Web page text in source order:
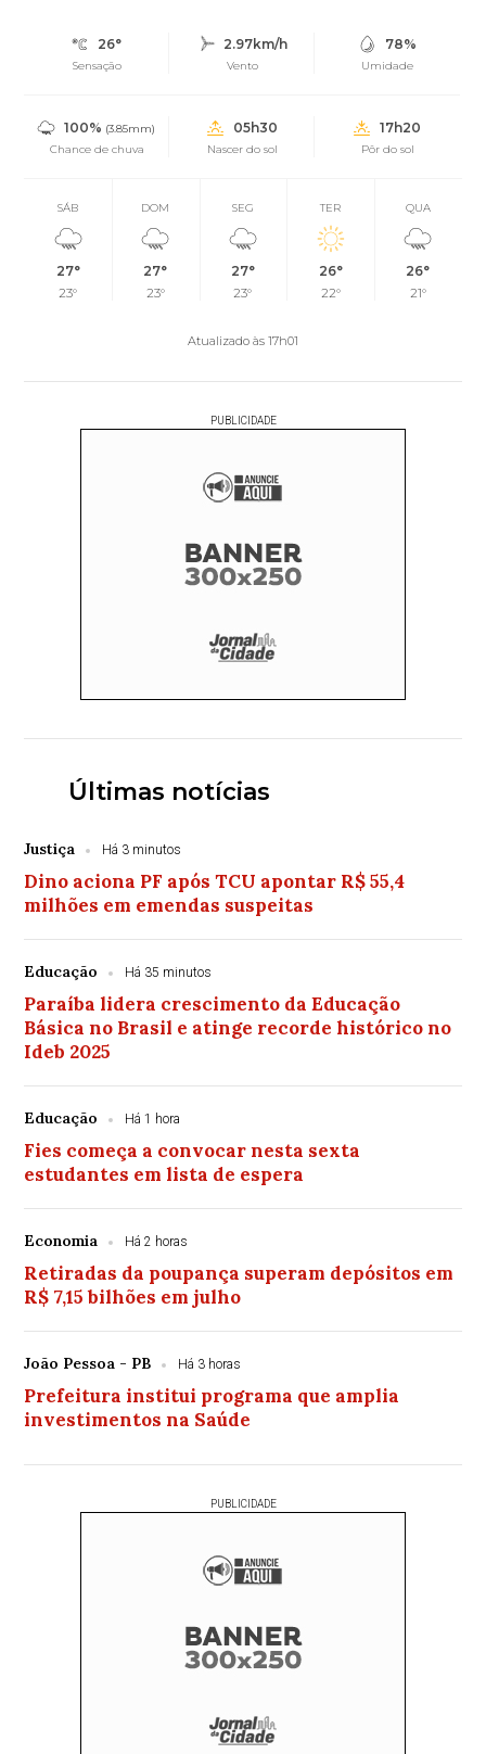
26°
Sensação
2.97km/h
Vento
78%
Umidade
100% (3.85mm)
Chance de chuva
05h30
Nascer do sol
17h20
Pôr do sol
SÁB
27°
23°
DOM
27°
23°
SEG
27°
23°
TER
26°
22°
QUA
26°
21°
Atualizado às 17h01
PUBLICIDADE
Últimas notícias
Justiça Há 3 minutos
Dino aciona PF após TCU apontar R$ 55,4
milhões em emendas suspeitas
Educação Há 35 minutos
Paraíba lidera crescimento da Educação
Básica no Brasil e atinge recorde histórico no
Ideb 2025
Educação Há 1 hora
Fies começa a convocar nesta sexta
estudantes em lista de espera
Economia Há 2 horas
Retiradas da poupança superam depósitos em
R$ 7,15 bilhões em julho
João Pessoa - PB Há 3 horas
Prefeitura institui programa que amplia
investimentos na Saúde
PUBLICIDADE